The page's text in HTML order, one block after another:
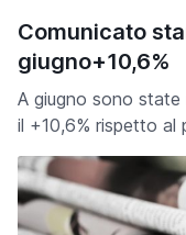
Comunicato
giugno+10,6%
A giugno sono
il +10,6% rispetto al